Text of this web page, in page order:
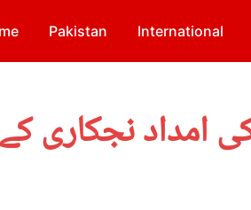
Pakistan International
امداد